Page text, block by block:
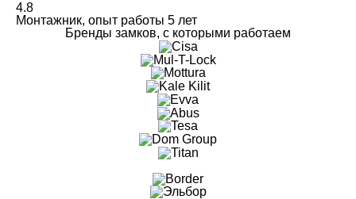
4.8
Монтажник, опыт работы 5 лет
Бренды замков, с которыми работаем